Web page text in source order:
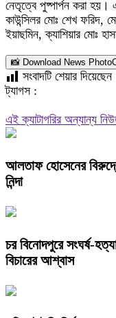
নেতৃত্বে পুষ্পার্পন করা
কাউন্সিলর মোঃ শেখ ফরিদ,
ইয়াছমিন, ক্যাশিয়ার মোঃ
📸 Download News
সংবাদটি শেয়ার দিয়েছেন
ট্যাগস :
এই ক্যাটাগরির অন্যান্য
আলতাফ হোসেনের
নিন্দা
চর বিনোদপুরে সংঘর্ষ-
বিচারের আশ্বাস